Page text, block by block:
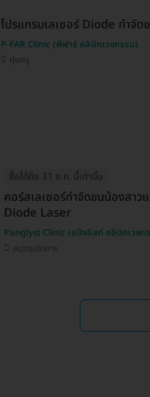
โปรแกรมเลเซอร์ Diode กำจั
P-FAR Clinic (พีฟาร์ คลินิกเวชกรรม)
ทุ่งครุ
ซื้อได้ถึง 31 ธ.ค. นี้เท่านั้น
คอร์สเลเซอร์กำจัดขนน้องสา
Diode Laser
Panglyst Clinic (แป้งลิสท์ คลินิกเวชก
สมุทรปราการ